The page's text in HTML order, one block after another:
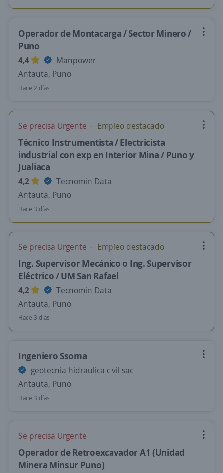
Operador de Montacarga / Sector Minero /
Puno
4,4
Manpower
Antauta, Puno
Hace 2 días
Se precisa Urgente Empleo destacado
Técnico Instrumentista / Electricista
industrial con exp en Interior Mina / Puno y
Jualiaca
4,2
Tecnomin Data
Antauta, Puno
Hace 3 días
Se precisa Urgente Empleo destacado
Ing. Supervisor Mecánico o Ing. Supervisor
Eléctrico / UM San Rafael
4,2
Tecnomin Data
Antauta, Puno
Hace 3 días
Ingeniero Ssoma
geotecnia hidraulica civil sac
Antauta, Puno
Hace 3 días
Se precisa Urgente
Operador de Retroexcavador A1 (Unidad
Minera Minsur Puno)